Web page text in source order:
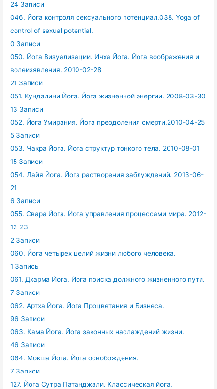
24 Записи
046. Йога контроля сексуального потенциал.038. Yoga of
control of sexual potential.
0 Записи
050. Йога Визуализации. Ичха Йога. Йога воображения и
волеизявления. 2010-02-28
21 Записи
051. Кундалини Йога. Йога жизненной энергии. 2008-03-30
13 Записи
052. Йога Умирания. Йога преодоления смерти.2010-04-25
5 Записи
053. Чакра Йога. Йога структур тонкого тела. 2010-08-01
15 Записи
054. Лайя Йога. Йога растворения заблуждений. 2013-06-
21
6 Записи
055. Свара Йога. Йога управления процессами мира. 2012-
12-23
2 Записи
060. Йога четырех целий жизни любого человека.
1 Запись
061. Дхарма Йога. Йога поиска должного жизненного пути.
7 Записи
062. Артха Йога. Йога Процветания и Бизнеса.
96 Записи
063. Кама Йога. Йога законных наслаждений жизни.
46 Записи
064. Мокша Йога. Йога освобождения.
7 Записи
127. Йога Сутра Патанджали. Классическая йога.